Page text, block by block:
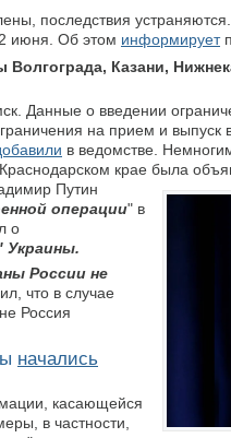
последствия
июня. Об этом информирует
Волгограда, Казани,
Данные о введении
на прием и
в ведомстве.
крае была
Путин
операции" в
о
Украины.
России не
что в случае
Россия
начались
касающейся
в частности,